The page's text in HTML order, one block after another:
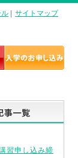
サイトマップ
習申し込み締